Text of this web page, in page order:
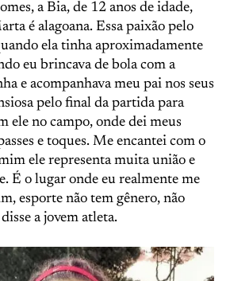
a Bia, de 12 anos de idade,
é alagoana. Essa paixão pelo
ela tinha aproximadamente
eu brincava de bola com a
e acompanhava meu pai nos seus
pelo final da partida para
ele no campo, onde dei meus
e toques. Me encantei com o
ele representa muita união e
É o lugar onde eu realmente me
esporte não tem gênero, não
a jovem atleta.